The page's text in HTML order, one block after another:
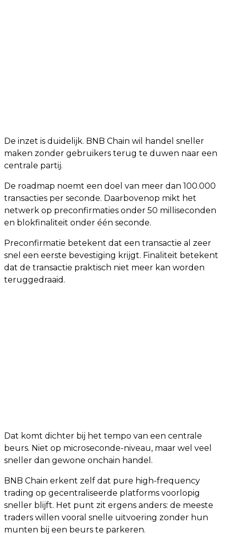
De inzet is duidelijk. BNB Chain wil handel sneller
maken zonder gebruikers terug te duwen naar een
centrale partij.
De roadmap noemt een doel van meer dan 100.000
transacties per seconde. Daarbovenop mikt het
netwerk op preconfirmaties onder 50 milliseconden
en blokfinaliteit onder één seconde.
Preconfirmatie betekent dat een transactie al zeer
snel een eerste bevestiging krijgt. Finaliteit betekent
dat de transactie praktisch niet meer kan worden
teruggedraaid.
Dat komt dichter bij het tempo van een centrale
beurs. Niet op microseconde-niveau, maar wel veel
sneller dan gewone onchain handel.
BNB Chain erkent zelf dat pure high-frequency
trading op gecentraliseerde platforms voorlopig
sneller blijft. Het punt zit ergens anders: de meeste
traders willen vooral snelle uitvoering zonder hun
munten bij een beurs te parkeren.